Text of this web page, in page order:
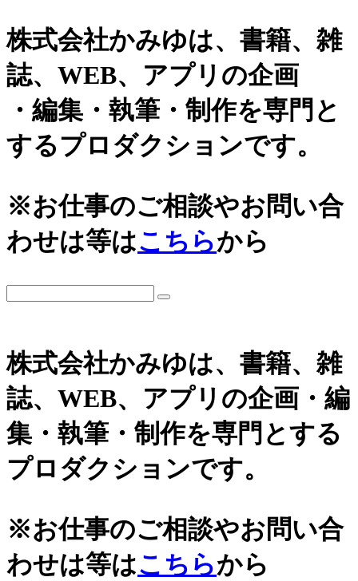
株式会社かみゆは、書籍、雑
誌、WEB、アプリの企画
・編集・執筆・制作を専門と
するプロダクションです。
※お仕事のご相談やお問い合
わせは等はこちらから
株式会社かみゆは、書籍、雑
誌、WEB、アプリの企画・編
集・執筆・制作を専門とする
プロダクションです。
※お仕事のご相談やお問い合
わせは等はこちらから
城
日本史通史
大河ドラマ、テレビ・映画関連
史跡ガイド
その他歴史関連
美術史、絵画、アート
宗教、神話、神社仏閣
日本文化、民俗
天皇制
広報誌、新聞媒体
ウェブ媒体
その他いろいろ
2026年
2022年
2021年
2020年
2019年
2018年
2016年
2015年